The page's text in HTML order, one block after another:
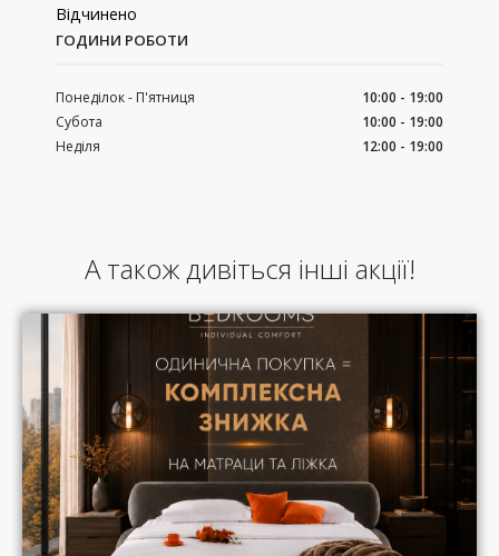
Відчинено
ГОДИНИ РОБОТИ
Понеділок - П'ятниця
10:00 - 19:00
Субота
10:00 - 19:00
Неділя
12:00 - 19:00
А також дивіться інші акції!